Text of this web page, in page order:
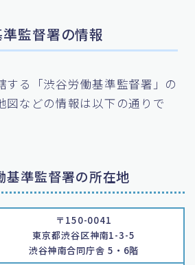
監督署の情報
する「渋谷労働基準監督署」の
図などの情報は以下の通りで
基準監督署の所在地
〒150-0041
東京都渋谷区神南1-3-5
渋谷神南合同庁舎 5・6階